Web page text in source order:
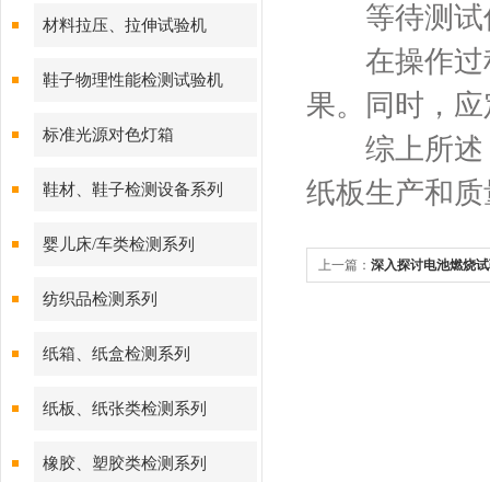
材料拉压、拉伸试验机
鞋子物理性能检测试验机
标准光源对色灯箱
鞋材、鞋子检测设备系列
婴儿床/车类检测系列
纺织品检测系列
纸箱、纸盒检测系列
纸板、纸张类检测系列
橡胶、塑胶类检测系列
等待测试
在操作过程
果。同时，
综上所述，
纸板生产和
上一篇： 深入探讨电池燃烧